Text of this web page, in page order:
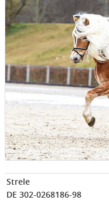
Strele
DE 302-0268186-98